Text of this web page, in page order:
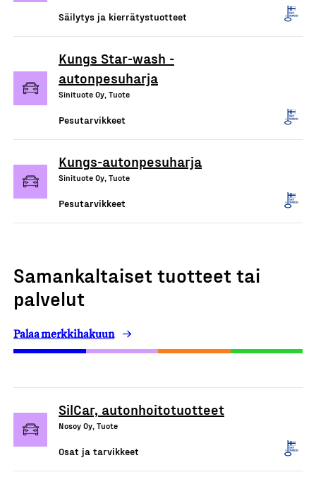
Säilytys ja kierrätystuotteet
Kungs Star-wash -
autonpesuharja
Sinituote Oy, Tuote
Pesutarvikkeet
Kungs-autonpesuharja
Sinituote Oy, Tuote
Pesutarvikkeet
Samankaltaiset tuotteet tai
palvelut
Palaa merkkihakuun
SilCar, autonhoitotuotteet
Nosoy Oy, Tuote
Osat ja tarvikkeet